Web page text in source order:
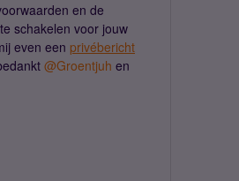
en de
schakelen voor jouw
even een privébericht
@Groentjuh en